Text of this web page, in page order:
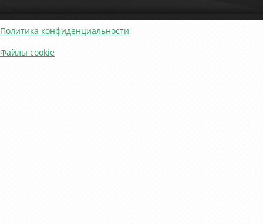
Политика конфиденциальности
Файлы cookie